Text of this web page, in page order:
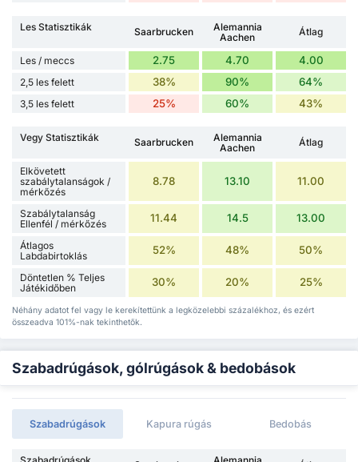
Les Statisztikák Saarbrucken
Alemannia
Aachen
Átlag
Les / meccs 2.75 4.70 4.00
2,5 les felett 38% 90% 64%
3,5 les felett 25% 60% 43%
Vegy Statisztikák Saarbrucken
Alemannia
Aachen
Átlag
Elkövetett
szabálytalanságok /
mérkőzés
8.78 13.10 11.00
Szabálytalanság
Ellenfél / mérkőzés
11.44 14.5 13.00
Átlagos
Labdabirtoklás
52% 48% 50%
Döntetlen % Teljes
Játékidőben
30% 20% 25%
Néhány adatot fel vagy le kerekítettünk a legközelebbi százalékhoz, és ezért
összeadva 101%-nak tekinthetők.
Szabadrúgások, gólrúgások & bedobások
Szabadrúgások Kapura rúgás Bedobás